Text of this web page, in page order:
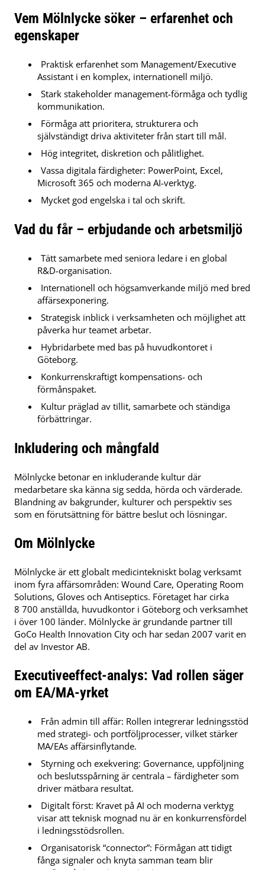
Vem Mölnlycke söker – erfarenhet och
egenskaper
Praktisk erfarenhet som Management/Executive
Assistant i en komplex, internationell miljö.
Stark stakeholder management-förmåga och tydlig
kommunikation.
Förmåga att prioritera, strukturera och
självständigt driva aktiviteter från start till mål.
Hög integritet, diskretion och pålitlighet.
Vassa digitala färdigheter: PowerPoint, Excel,
Microsoft 365 och moderna AI-verktyg.
Mycket god engelska i tal och skrift.
Vad du får – erbjudande och arbetsmiljö
Tätt samarbete med seniora ledare i en global
R&D-organisation.
Internationell och högsamverkande miljö med bred
affärsexponering.
Strategisk inblick i verksamheten och möjlighet att
påverka hur teamet arbetar.
Hybridarbete med bas på huvudkontoret i
Göteborg.
Konkurrenskraftigt kompensations- och
förmånspaket.
Kultur präglad av tillit, samarbete och ständiga
förbättringar.
Inkludering och mångfald
Mölnlycke betonar en inkluderande kultur där
medarbetare ska känna sig sedda, hörda och värderade.
Blandning av bakgrunder, kulturer och perspektiv ses
som en förutsättning för bättre beslut och lösningar.
Om Mölnlycke
Mölnlycke är ett globalt medicintekniskt bolag verksamt
inom fyra affärsområden: Wound Care, Operating Room
Solutions, Gloves och Antiseptics. Företaget har cirka
8 700 anställda, huvudkontor i Göteborg och verksamhet
i över 100 länder. Mölnlycke är grundande partner till
GoCo Health Innovation City och har sedan 2007 varit en
del av Investor AB.
Executiveeffect-analys: Vad rollen säger
om EA/MA-yrket
Från admin till affär: Rollen integrerar ledningsstöd
med strategi- och portföljprocesser, vilket stärker
MA/EAs affärsinflytande.
Styrning och exekvering: Governance, uppföljning
och beslutsspårning är centrala – färdigheter som
driver mätbara resultat.
Digitalt först: Kravet på AI och moderna verktyg
visar att teknisk mognad nu är en konkurrensfördel
i ledningsstödsrollen.
Organisatorisk “connector”: Förmågan att tidigt
fånga signaler och knyta samman team blir